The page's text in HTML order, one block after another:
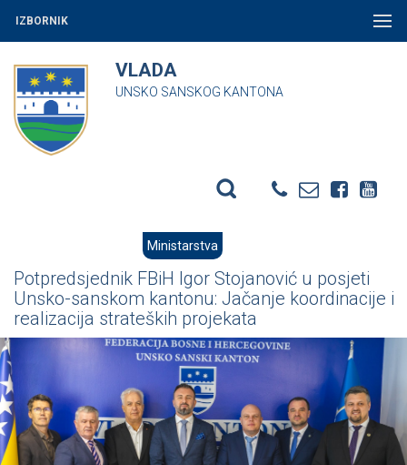
IZBORNIK
VLADA
UNSKO SANSKOG KANTONA
Ministarstva
Potpredsjednik FBiH Igor Stojanović u posjeti
Unsko-sanskom kantonu: Jačanje koordinacije i
realizacija strateških projekata